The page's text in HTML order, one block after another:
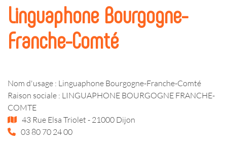
Linguaphone Bourgogne-
Franche-Comté
Nom d'usage : Linguaphone Bourgogne-Franche-Comté
Raison sociale : LINGUAPHONE BOURGOGNE FRANCHE-
COMTE
43 Rue Elsa Triolet - 21000 Dijon
03 80 70 24 00